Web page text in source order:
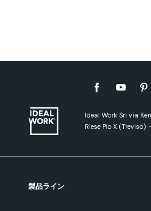
Ideal Work Srl via
Riese Pio X (Treviso)
製品ライン